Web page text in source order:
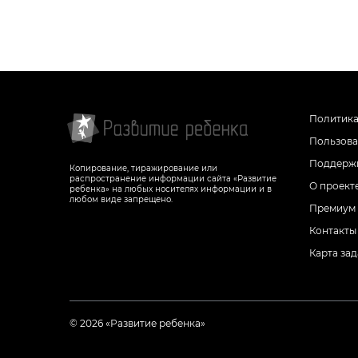
Копирование, тиражирование или
распространение информации сайта «Развитие
ребенка» на любых носителях информации и в
любом виде запрещено.
О
Премиум
Контакты
Карта
© 2026 «Развитие ребенка»